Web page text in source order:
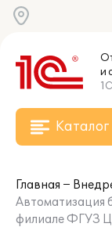
и
Каталог
Главная
Автоматизация
филиале ФГУЗ